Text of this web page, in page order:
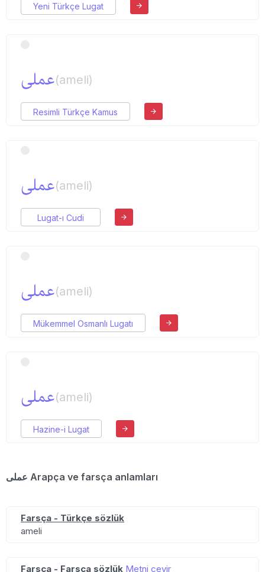
Yeni Türkçe Lugat
عملی(ameli)
Resimli Türkçe Kamus
عملی(ameli)
Lugat-ı Cudi
عملی(ameli)
Mükemmel Osmanlı Lugatı
عملی(ameli)
Hazine-i Lugat
عملی Arapça ve farsça anlamları
Farsça - Türkçe sözlük
ameli
Farsça - Farsça sözlük Metni çevir